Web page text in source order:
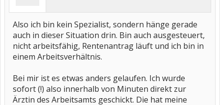
Also ich bin kein Spezialist, sondern hänge gerade
auch in dieser Situation drin. Bin auch ausgesteuert,
nicht arbeitsfähig, Rentenantrag läuft und ich bin in
einem Arbeitsverhältnis.
Bei mir ist es etwas anders gelaufen. Ich wurde
sofort (!) also innerhalb von Minuten direkt zur
Ärztin des Arbeitsamts geschickt. Die hat meine